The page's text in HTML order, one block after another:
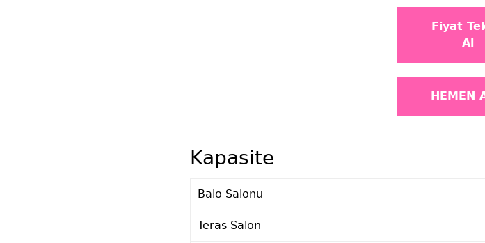
Fiyat
Al
HEMEN
Kapasite
Balo Salonu
Teras Salon